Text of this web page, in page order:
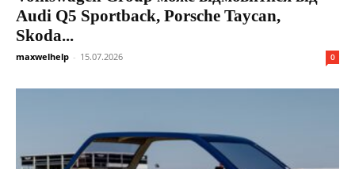
Audi Q5 Sportback, Porsche Taycan,
Skoda...
maxwelhelp - 15.07.2026 0